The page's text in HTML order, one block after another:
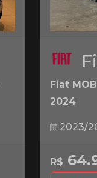
Fiat
2024
2023/
R$